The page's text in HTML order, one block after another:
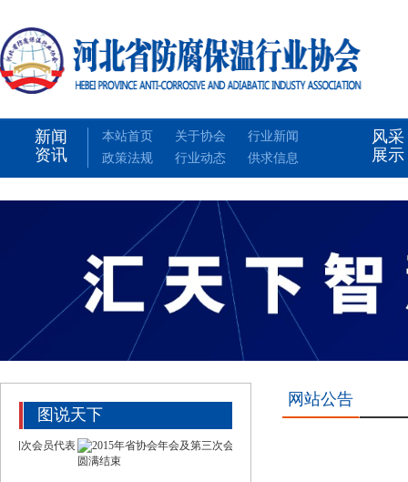
新闻
资讯
本站首页 关于协会
行业新闻
政策法规
行业动态 供求信息
风采
展示
图说天下
网站公告